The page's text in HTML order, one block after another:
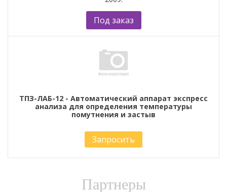
Под заказ
ТПЗ-ЛАБ-12 - Автоматический аппарат экспресс
анализа для определения температуры
помутнения и застыв
Запросить
Партнеры